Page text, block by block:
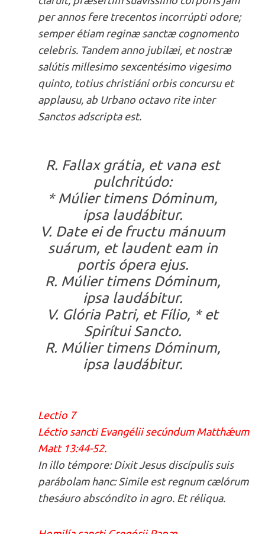
per annos fere trecentos incorrúpti odore;
semper étiam reginæ sanctæ cognomento
celebris. Tandem anno jubilæi, et nostræ
salútis millesimo sexcentésimo vigesimo
quinto, totius christiáni orbis concursu et
applausu, ab Urbano octavo rite inter
Sanctos adscripta est.
R. Fallax grátia, et vana est
pulchritúdo:
* Múlier timens Dóminum,
ipsa laudábitur.
V. Date ei de fructu mánuum
suárum, et laudent eam in
portis ópera ejus.
R. Múlier timens Dóminum,
ipsa laudábitur.
V. Glória Patri, et Fílio, * et
Spirítui Sancto.
R. Múlier timens Dóminum,
ipsa laudábitur.
Lectio 7
Léctio sancti Evangélii secúndum Matthǽum
Matt 13:44-52.
In illo témpore: Dixit Jesus discípulis suis
parábolam hanc: Simile est regnum cælórum
thesáuro abscóndito in agro. Et réliqua.